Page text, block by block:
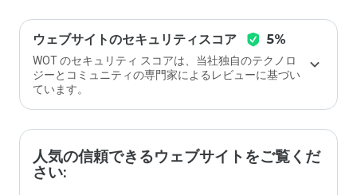
ウェブサイトのセキュリティスコア 5%
WOT のセキュリティ スコアは、当社独自のテクノロ
ジーとコミュニティの専門家によるレビューに基づい
ています。
人気の信頼できるウェブサイトをご覧くだ
さい:
ます
か？